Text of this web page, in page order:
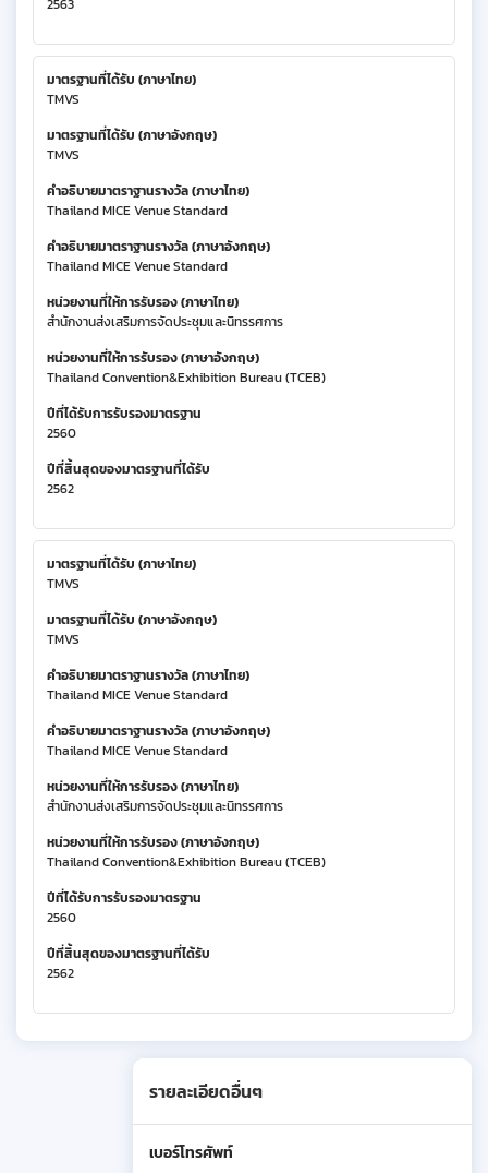
2563
มาตรฐานที่ได้รับ (ภาษาไทย)
TMVS
มาตรฐานที่ได้รับ (ภาษาอังกฤษ)
TMVS
คำอธิบายมาตราฐานรางวัล (ภาษาไทย)
Thailand MICE Venue Standard
คำอธิบายมาตราฐานรางวัล (ภาษาอังกฤษ)
Thailand MICE Venue Standard
หน่วยงานที่ให้การรับรอง (ภาษาไทย)
สำนักงานส่งเสริมการจัดประชุมและนิทรรศการ
หน่วยงานที่ให้การรับรอง (ภาษาอังกฤษ)
Thailand Convention&Exhibition Bureau (TCEB)
ปีที่ได้รับการรับรองมาตรฐาน
2560
ปีที่สิ้นสุดของมาตรฐานที่ได้รับ
2562
มาตรฐานที่ได้รับ (ภาษาไทย)
TMVS
มาตรฐานที่ได้รับ (ภาษาอังกฤษ)
TMVS
คำอธิบายมาตราฐานรางวัล (ภาษาไทย)
Thailand MICE Venue Standard
คำอธิบายมาตราฐานรางวัล (ภาษาอังกฤษ)
Thailand MICE Venue Standard
หน่วยงานที่ให้การรับรอง (ภาษาไทย)
สำนักงานส่งเสริมการจัดประชุมและนิทรรศการ
หน่วยงานที่ให้การรับรอง (ภาษาอังกฤษ)
Thailand Convention&Exhibition Bureau (TCEB)
ปีที่ได้รับการรับรองมาตรฐาน
2560
ปีที่สิ้นสุดของมาตรฐานที่ได้รับ
2562
รายละเอียดอื่นๆ
เบอร์โทรศัพท์